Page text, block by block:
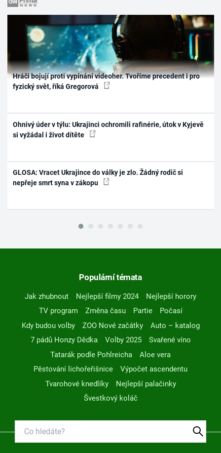
Hráči bojují proti vypínání videoher. Tvoříme precedent i pro
fyzický svět, říká Gregorová
Ohnivý úder v týlu: Ukrajinci ochromili rafinérie, útok v Kyjevě
si vyžádal i život dítěte
GLOSA: Vracet Ukrajince do války je zlo. Žádný rodič si
nepřeje smrt syna v zákopu
Populární témata
Jak zhubnout Nejlepší filmy 2024
Nejlepší horory
TV program
Změna času Partie
Počasí
Kdy budou volby
ZOO Nové začátky
Auto – katalog
7 pádů Honzy Dědka
Volby 2025
Svařené víno
Tatarák podle Pohlreicha
Aloe vera
Pěstování lichořeřišnice
Výpočet ascendentu
Tvarohové knedlíky
Nejlepší palačinky
Švestkový koláč